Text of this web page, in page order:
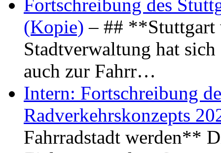
Fortschreibung des
(Kopie) – ## **Stuttgart
Stadtverwaltung hat
auch zur Fahrr…
Intern: Fortschreibung
Radverkehrskonzepts
Fahrradstadt werden**